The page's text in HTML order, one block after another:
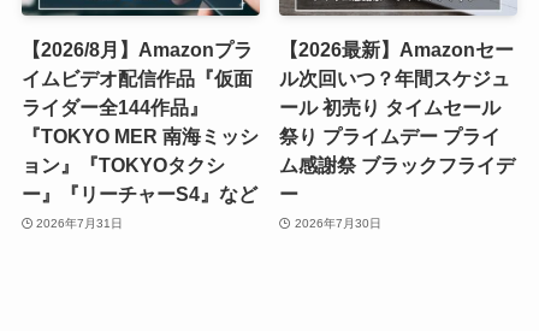
【2026/8月】Amazonプラ
イムビデオ配信作品『仮面
ライダー全144作品』
『TOKYO MER 南海ミッシ
ョン』『TOKYOタクシ
ー』『リーチャーS4』など
2026年7月31日
【2026最新】Amazonセー
ル次回いつ？年間スケジュ
ール 初売り タイムセール
祭り プライムデー プライ
ム感謝祭 ブラックフライデ
ー
2026年7月30日